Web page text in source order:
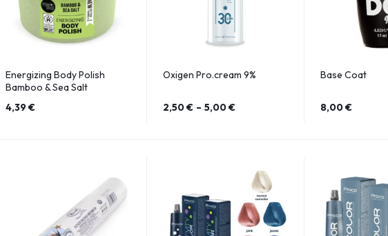
Energizing Body Polish
Bamboo & Sea Salt
4,39€
Oxigen Pro.cream 9%
2,50€ – 5,00€
Base Coat
8,00€